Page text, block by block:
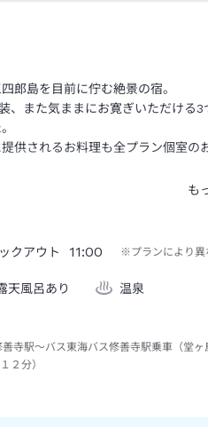
郎島を目前に佇む絶景の宿。
、また気ままにお寛ぎいただける
提供されるお料理も全プラン個室
クアウト 11:00 ※プランにより異
天風呂あり
温泉
寺駅～バス東海バス修善寺駅乗車（堂ヶ
２分）